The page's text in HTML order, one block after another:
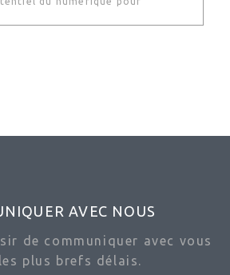
AVEC NOUS
de communiquer avec vous
plus brefs délais.